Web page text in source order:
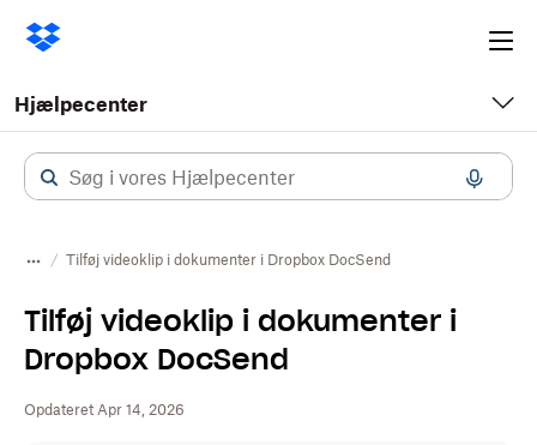
Hjælpecenter
Tilføj videoklip i dokumenter i Dropbox DocSend
Tilføj videoklip i dokumenter i
Dropbox DocSend
Opdateret Apr 14, 2026